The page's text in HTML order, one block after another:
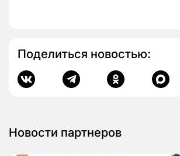
Поделиться новостью:
Новости партнеров